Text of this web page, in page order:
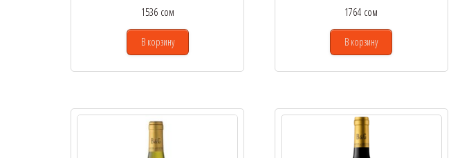
1536 сом
В корзину
1764 сом
В корзину